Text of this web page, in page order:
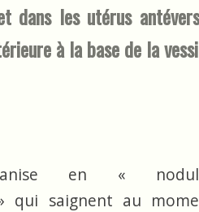
dans les utérus
à la base de la
en «
qui saignent au